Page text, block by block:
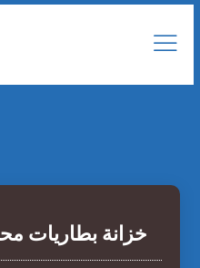
خزانة بطاريات